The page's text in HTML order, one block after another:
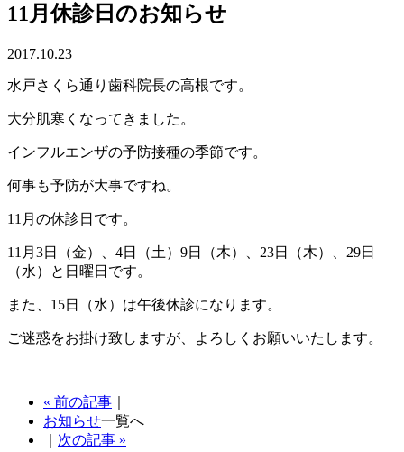
11月休診日のお知らせ
2017.10.23
水戸さくら通り歯科院長の高根です。
大分肌寒くなってきました。
インフルエンザの予防接種の季節です。
何事も予防が大事ですね。
11月の休診日です。
11月3日（金）、4日（土）9日（木）、23日（木）、29日
（水）と日曜日です。
また、15日（水）は午後休診になります。
ご迷惑をお掛け致しますが、よろしくお願いいたします。
« 前の記事
お知らせ一覧へ
次の記事 »